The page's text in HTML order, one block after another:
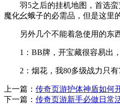
羽5之后的挂机地图，首选蛮
魔化幺蛾子的必需品，但是这里
另外几个不能着急使用的东西
1：BB牌，开宝藏很容易出，
2：烟花，我80多级战力只有
上一篇： 传奇页游护体神盾如何
下一篇： 传奇页游新手必做日常